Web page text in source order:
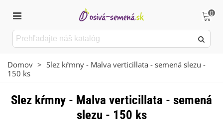
0
Domov > Slez kŕmny - Malva verticillata - semená slezu -
150 ks
Slez kŕmny - Malva verticillata - semená
slezu - 150 ks